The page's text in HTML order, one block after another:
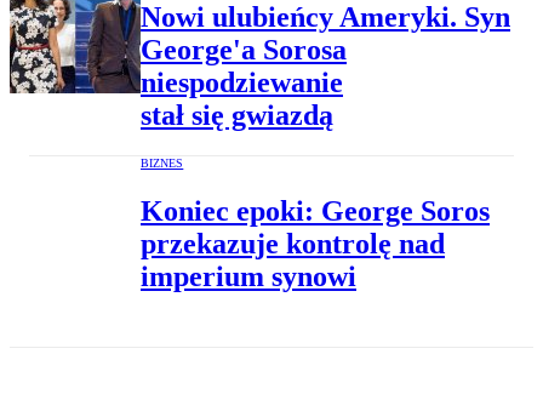
Nowi ulubieńcy Ameryki. Syn
George'a Sorosa
niespodziewanie
stał się gwiazdą
BIZNES
Koniec epoki: George Soros
przekazuje kontrolę nad
imperium synowi